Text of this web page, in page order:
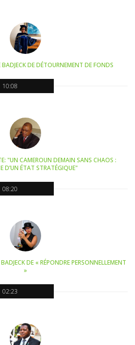
10:08
DE DÉTOURNEMENT DE FONDS
08:20
"UN CAMEROUN DEMAIN SANS CHAOS :
D’UN ÉTAT STRATÉGIQUE"
02:23
DE « RÉPONDRE PERSONNELLEMENT
»